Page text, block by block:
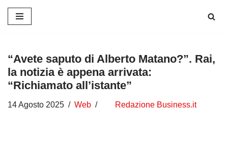
contenuto
“Avete saputo di Alberto Matano?”. Rai,
la notizia è appena arrivata:
“Richiamato all’istante”
14 Agosto 2025 Web Redazione Business.it